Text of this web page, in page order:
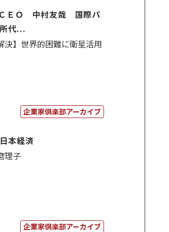
ＣＥＯ 中村友哉 国際パ
代...
決】世界的困難に衛星活用
企業家倶楽部アーカイブ
本経済
理子
企業家倶楽部アーカイブ